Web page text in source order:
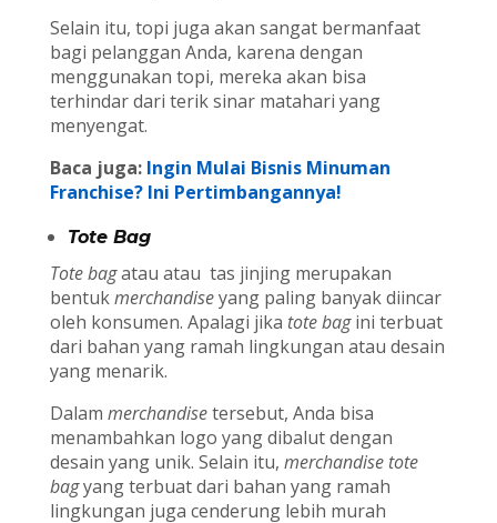
Selain itu, topi juga akan sangat bermanfaat
bagi pelanggan Anda, karena dengan
menggunakan topi, mereka akan bisa
terhindar dari terik sinar matahari yang
menyengat.
Baca juga: Ingin Mulai Bisnis Minuman
Franchise? Ini Pertimbangannya!
Tote Bag
Tote bagatau atau tas jinjing merupakan
bentukmerchandiseyang paling banyak diincar
oleh konsumen. Apalagi jika tote bagini terbuat
dari bahan yang ramah lingkungan atau desain
yang menarik.
Dalam merchandisetersebut, Anda bisa
menambahkan logo yang dibalut dengan
desain yang unik. Selain itu, merchandise tote
bagyang terbuat dari bahan yang ramah
lingkungan juga cenderung lebih murah